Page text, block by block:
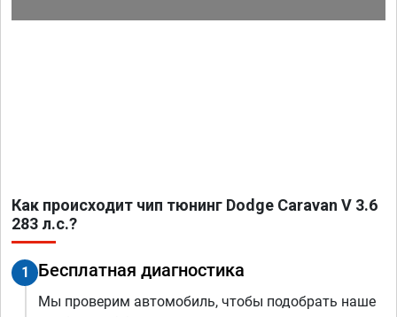
Как происходит чип тюнинг Dodge Caravan V 3.6
283 л.с.?
1 Бесплатная диагностика
Мы проверим автомобиль, чтобы подобрать наше